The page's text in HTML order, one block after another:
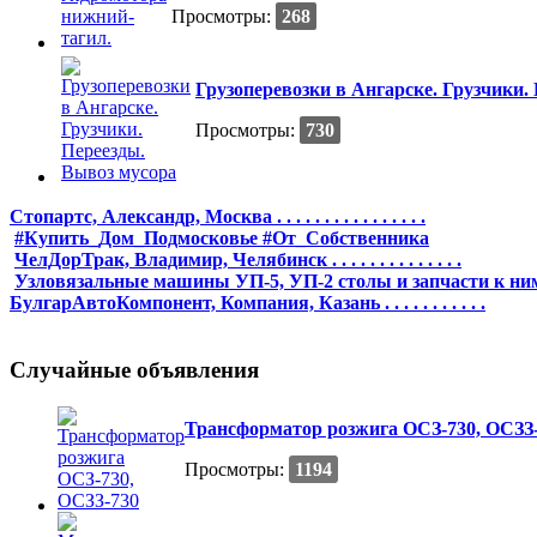
Просмотры: 268
Грузоперевозки в Ангарске.
Просмотры:
730
Стопартс, Александр, Москва . . . . . . . . . . . . . . . .
#Купить_Дом_Подмосковье #От_Собственника
ЧелДорТрак, Владимир, Челябинск . . . . . . . . . . . . . .
Узловязальные машины УП-5, УП-2 столы и запчасти к
БулгарАвтоКомпонент, Компания, Казань . . . . . . . . . . .
Случайные объявления
Трансформатор розжига ОСЗ-730,
Просмотры:
1194